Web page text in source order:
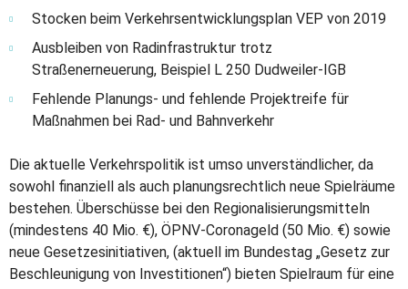
Stocken beim Verkehrsentwicklungsplan VEP von 2019
Ausbleiben von Radinfrastruktur trotz
Straßenerneuerung, Beispiel L 250 Dudweiler-IGB
Fehlende Planungs- und fehlende Projektreife für
Maßnahmen bei Rad- und Bahnverkehr
Die aktuelle Verkehrspolitik ist umso unverständlicher, da
sowohl finanziell als auch planungs­rechtlich neue Spielräume
bestehen. Überschüsse bei den Regionalisierungsmitteln
(mindestens 40 Mio. €), ÖPNV-Coronageld (50 Mio. €) sowie
neue Gesetzesinitiativen, (aktuell im Bundestag „Gesetz zur
Beschleuni­gung von Investitionen“) bieten Spielraum für eine